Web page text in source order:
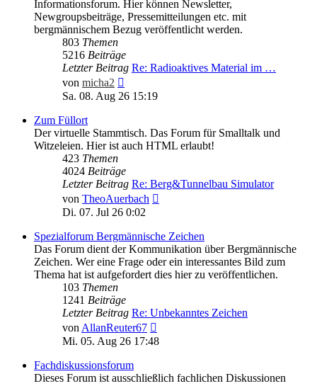
Informationsforum. Hier können Newsletter,
Newgroupsbeiträge, Pressemitteilungen etc. mit
bergmännischem Bezug veröffentlicht werden.
803 Themen
5216 Beiträge
Letzter Beitrag Re: Radioaktives Material im …
von micha2
Beitrag
Sa. 08. Aug 26 15:19
Zum Füllort
Der virtuelle Stammtisch. Das Forum für Smalltalk und
Witzeleien. Hier ist auch HTML erlaubt!
423 Themen
4024 Beiträge
Letzter Beitrag Re: Berg&Tunnelbau Simulator
von TheoAuerbach
Di. 07. Jul 26 0:02
Spezialforum Bergmännische Zeichen
Das Forum dient der Kommunikation über Bergmännische
Zeichen. Wer eine Frage oder ein interessantes Bild zum
Thema hat ist aufgefordert dies hier zu veröffentlichen.
103 Themen
1241 Beiträge
Letzter Beitrag Re: Unbekanntes Zeichen
von AllanReuter67
Beitrag
Mi. 05. Aug 26 17:48
Fachdiskussionsforum
Dieses Forum ist ausschließlich fachlichen Diskussionen